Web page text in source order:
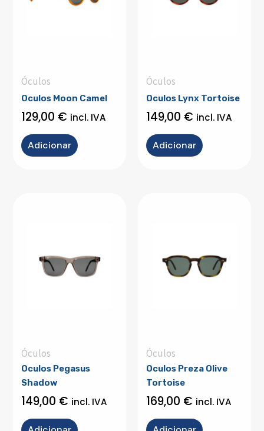
Óculos
Oculos Moon Camel
129,00 € incl. IVA
Adicionar
Óculos
Oculos Lynx Tortoise
149,00 € incl. IVA
Adicionar
Óculos
Oculos Pegasus
Shadow
149,00 € incl. IVA
Óculos
Oculos Preza Olive
Tortoise
169,00 € incl. IVA